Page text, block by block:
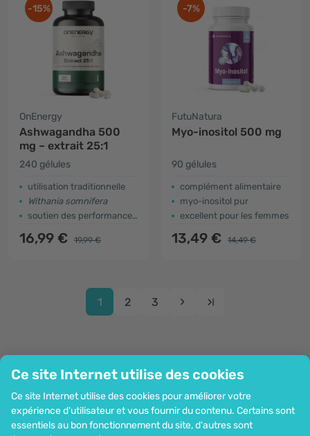
Ce site Internet utilise des cookies
Ce site Internet utilise des cookies pour améliorer votre
expérience d'utilisateur et vous fournir du contenu. Certains sont
essentiels au bon fonctionnement du site, d'autres sont
-15%
OnEnergy
Ashwagandha 500
mg – extrait 25:1
240 gélules
utilisation traditionnelle
Withania somnifera
soutien des performances physiques et mentales
16,99 € 19,99 €
-7%
FutuNatura
Myo-inositol 500 mg
90 gélules
complément alimentaire
myo-inositol pur
excellent pour les femmes
13,49 € 14,49 €
1 2 3
Information
Rejoignez-nous